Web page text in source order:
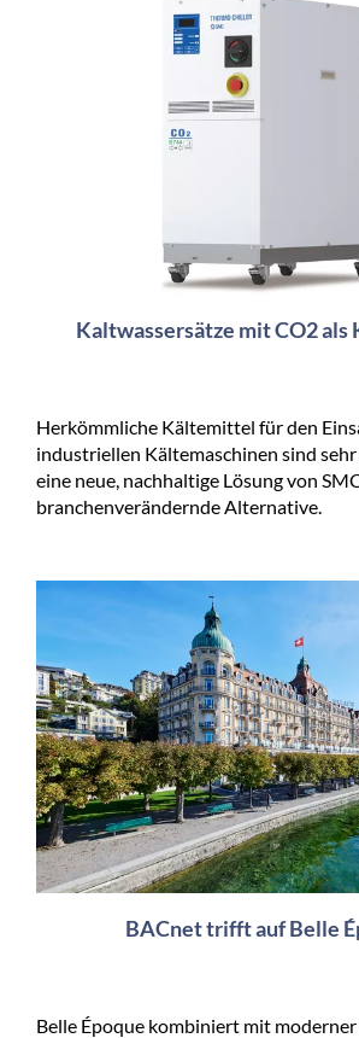
Kaltwassersätze mit CO2
Herkömmliche Kältemittel für den
industriellen Kältemaschinen sind
eine neue, nachhaltige Lösung von
branchenverändernde Alternative.
BACnet trifft auf Belle
Belle Époque kombiniert mit moderner